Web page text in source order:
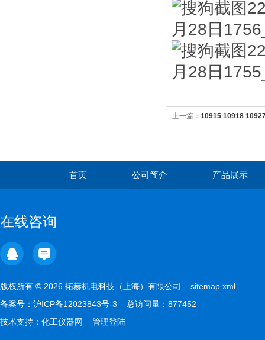
上一篇： 10915 10918
首页 公司简介 产品展示
在线咨询
版权所有 © 2026 拓赫机电科技（上海）有限公司 sitemap.xml
备案号： 沪ICP备12023843号-3 总访问量：877452
技术支持： 化工仪器网 管理登陆